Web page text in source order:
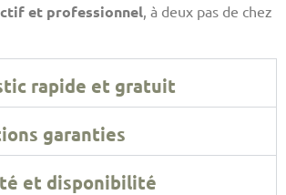
et professionnel, à deux pas de chez
rapide et gratuit
garanties
et disponibilité